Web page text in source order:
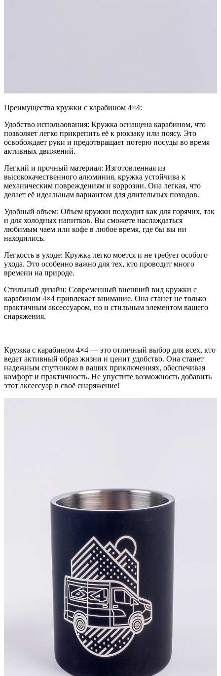
Преимущества кружки с карабином 4×4:
Удобство использования: Кружка оснащена карабином, что
позволяет легко прикрепить её к рюкзаку или поясу. Это
освобождает руки и предотвращает потерю посуды во время
активных движений.
Легкий и прочный материал: Изготовленная из
высококачественного алюминия, кружка устойчива к
механическим повреждениям и коррозии. Она легкая, что
делает её идеальным вариантом для длительных походов.
Удобный объем: Объем кружки подходит как для горячих, так
и для холодных напитков. Вы сможете наслаждаться
любимым чаем или кофе в любое время, где бы вы ни
находились.
Легкость в уходе: Кружка легко моется и не требует особого
ухода. Это особенно важно для тех, кто проводит много
времени на природе.
Стильный дизайн: Современный внешний вид кружки с
карабином 4×4 привлекает внимание. Она станет не только
практичным аксессуаром, но и стильным элементом вашего
снаряжения.
Кружка с карабином 4×4 — это отличный выбор для всех, кто
ведет активный образ жизни и ценит удобство. Она станет
надежным спутником в ваших приключениях, обеспечивая
комфорт и практичность. Не упустите возможность добавить
этот аксессуар в своё снаряжение!